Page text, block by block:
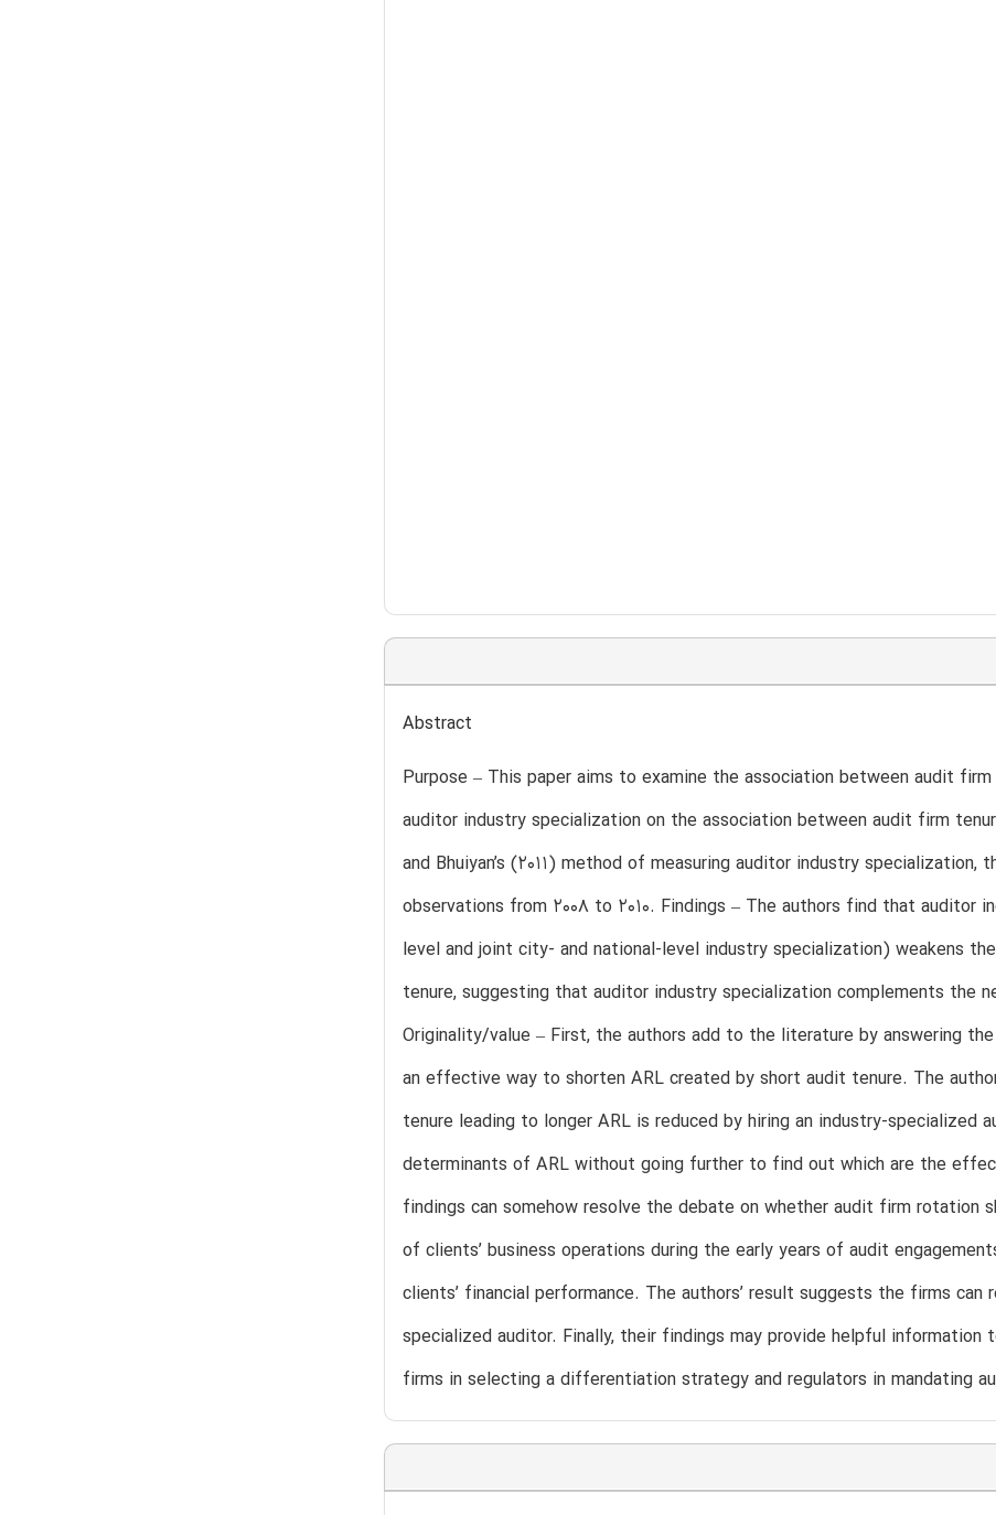
Abstract
Purpose – This paper aims to examine the association between audit
auditor industry specialization on the association between audit firm
and Bhuiyan’s (2011) method of measuring auditor industry
observations from 2008 to 2010. Findings – The authors find that auditor
level and joint city- and national-level industry specialization) weakens
tenure, suggesting that auditor industry specialization complements the
Originality/value – First, the authors add to the literature by answering
an effective way to shorten ARL created by short audit tenure. The
tenure leading to longer ARL is reduced by hiring an industry-specialized
determinants of ARL without going further to find out which are the
findings can somehow resolve the debate on whether audit firm rotation
of clients’ business operations during the early years of audit
clients’ financial performance. The authors’ result suggests the firms
specialized auditor. Finally, their findings may provide helpful
firms in selecting a differentiation strategy and regulators in mandating